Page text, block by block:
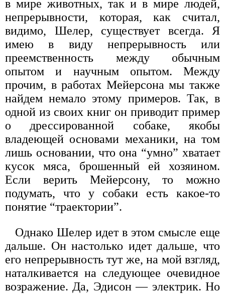
в мире животных, так и в мире людей,
непрерывности, которая, как считал,
видимо, Шелер, существует всегда. Я
имею в виду непрерывность или
преемственность между обычным
опытом и научным опытом. Между
прочим, в работах Мейерсона мы также
найдем немало этому примеров. Так, в
одной из своих книг он приводит пример
о дрессированной собаке, якобы
владеющей основами механики, на том
лишь основании, что она “умно” хватает
кусок мяса, брошенный ей хозяином.
Если верить Мейерсону, то можно
подумать, что у собаки есть какое-то
понятие “траектории”.
Однако Шелер идет в этом смысле еще
дальше. Он настолько идет дальше, что
его непрерывность тут же, на мой взгляд,
наталкивается на следующее очевидное
возражение. Да, Эдисон — электрик. Но